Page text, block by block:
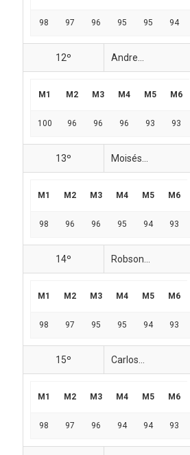
98 97 96 95 95 94
12º Andre...
M1 M2 M3 M4 M5 M6
100 96 96 96 93 93
13º Moisés...
M1 M2 M3 M4 M5 M6
98 96 96 95 94 93
14º Robson...
M1 M2 M3 M4 M5 M6
98 97 95 95 94 93
15º Carlos...
M1 M2 M3 M4 M5 M6
98 97 96 94 94 93